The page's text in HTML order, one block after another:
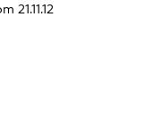
21.11.12